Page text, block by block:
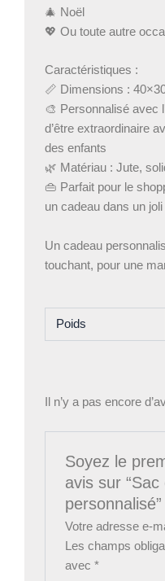
🎄 Noël
💖 Ou toute autre
Caractéristiques :
📏 Dimensions :
🎨 Personnalisé avec
d’être extraordinaire
des enfants
🌿 Matériau : Jute,
👜 Parfait pour le
un cadeau dans un
Un cadeau
touchant, pour une
Poids
Il n’y a pas encore
Soyez le
avis sur
personnalisé”
Votre adresse e-
Les champs
avec*